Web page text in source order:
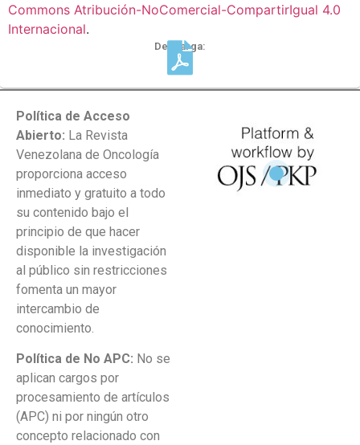
Commons Atribución-NoComercial-CompartirIgual 4.0
Internacional.
Descarga:
Política de Acceso
Abierto: La Revista
Venezolana de Oncología
proporciona acceso
inmediato y gratuito a todo
su contenido bajo el
principio de que hacer
disponible la investigación
al público sin restricciones
fomenta un mayor
intercambio de
conocimiento.
Política de No APC: No se
aplican cargos por
procesamiento de artículos
(APC) ni por ningún otro
concepto relacionado con